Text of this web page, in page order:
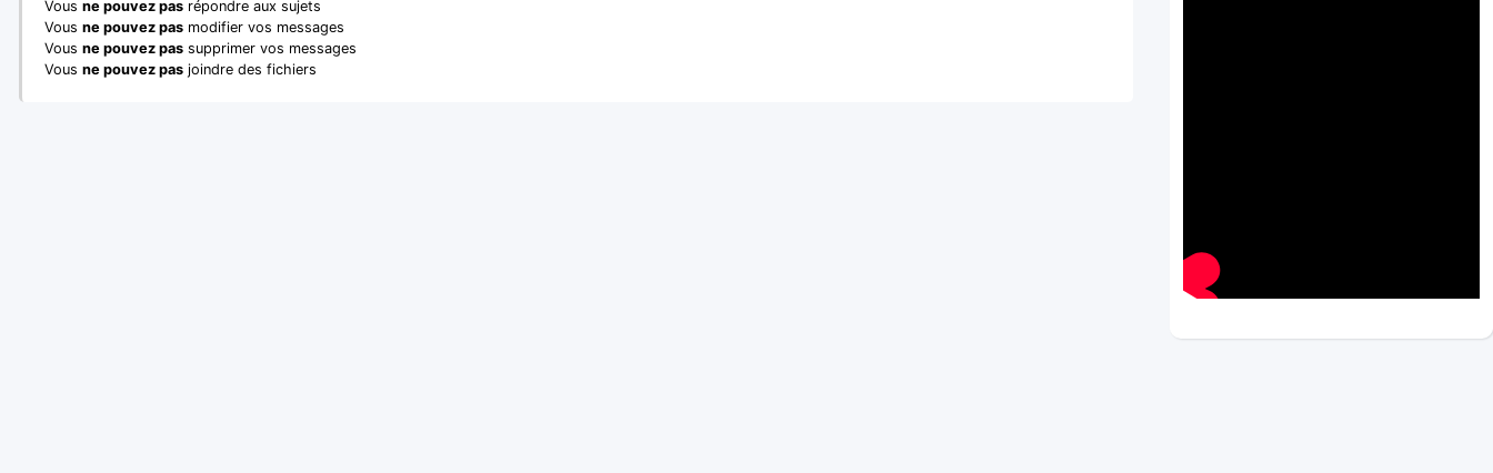
Vous ne pouvez pas répondre aux sujets
Vous ne pouvez pas modifier vos messages
Vous ne pouvez pas supprimer vos messages
Vous ne pouvez pas joindre des fichiers